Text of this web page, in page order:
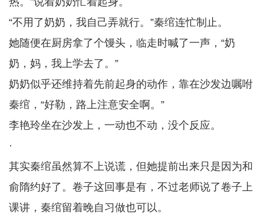
“不用了奶奶，我自己弄就行。”秦绾连忙制止。
她随便在厨房拿了个馒头，临走时喊了一声，“奶
奶，妈，我上学去了。”
奶奶似乎还维持着先前起身的动作，靠在沙发边嘱咐
秦绾，“好勒，路上注意安全啊。”
李艳玲坐在沙发上，一动也不动，没个反应。
·
其实秦绾虽然算不上说谎，但她提前出来只是因为和
俞隋约好了。卷子这回事是有，不过老师说了卷子上
课讲，秦绾留着晚自习做也可以。